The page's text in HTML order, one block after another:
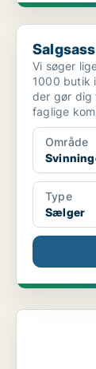
Vi søger
1000 butik
der gør dig
faglige
Område
Type
Sælger